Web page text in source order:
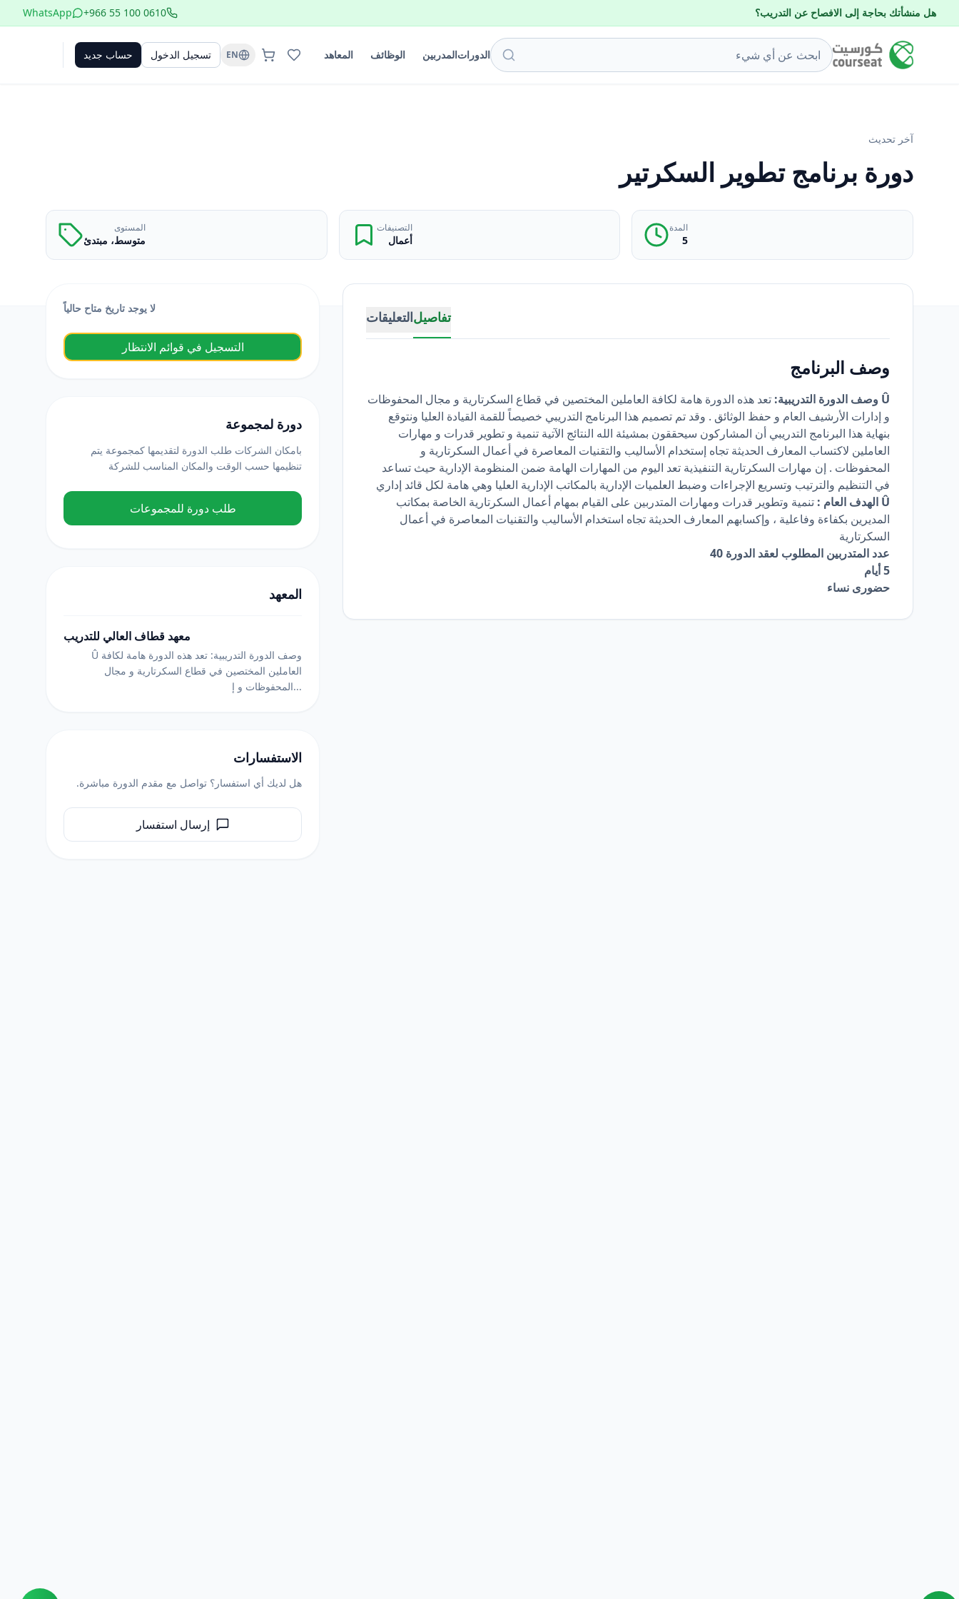
هل منشأتك بحاجة إلى الافصاح عن التدريب؟ +966 55 100 0610
WhatsApp
الدوراتالمدربين الوظائف المعاهد EN تسجيل الدخول حساب جديد
آخر تحديث
دورة برنامج تطوير السكرتير
المدة
5
التصنيفات
أعمال
المستوى
متوسط، مبتدئ
تفاصيلالتعليقات
وصف البرنامج
Û وصف الدورة التدريبية:
تعد هذه الدورة هامة لكافة العاملين المختصين في قطاع السكرتارية و مجال المحفوظات
و إدارات الأرشيف العام و حفظ الوثائق . وقد تم تصميم هذا البرنامج التدريبي خصيصاً للقمة القيادة العليا ونتوقع
بنهاية هذا البرنامج التدريبي أن المشاركون سيحققون بمشيئة الله النتائج الآتية تنمية و تطوير قدرات و مهارات
العاملين لاكتساب المعارف الحديثة تجاه إستخدام الأساليب والتقنيات المعاصرة في أعمال السكرتارية و
المحفوظات . إن مهارات السكرتارية التنفيذية تعد اليوم من المهارات الهامة ضمن المنظومة الإدارية حيث تساعد
في التنظيم والترتيب وتسريع الإجراءات وضبط العلميات الإدارية بالمكاتب الإدارية العليا وهي هامة لكل قائد إداري
Û الهدف العام :
تنمية وتطوير قدرات ومهارات المتدربين على القيام بمهام أعمال السكرتارية الخاصة بمكاتب
المديرين بكفاءة وفاعلية ، وإكسابهم المعارف الحديثة تجاه استخدام الأساليب والتقنيات المعاصرة في أعمال
السكرتارية
عدد المتدربين المطلوب لعقد الدورة 40
5 أيام
حضورى نساء
لا يوجد تاريخ متاح حالياً
التسجيل في قوائم الانتظار
دورة لمجموعة
بامكان الشركات طلب الدورة لتقديمها كمجموعة يتم
تنظيمها حسب الوقت والمكان المناسب للشركة
طلب دورة للمجموعات
المعهد
معهد قطاف العالي للتدريب
Û وصف الدورة التدريبية: تعد هذه الدورة هامة لكافة
العاملين المختصين في قطاع السكرتارية و مجال
المحفوظات و إ...
الاستفسارات
هل لديك أي استفسار؟ تواصل مع مقدم الدورة مباشرة.
إرسال استفسار